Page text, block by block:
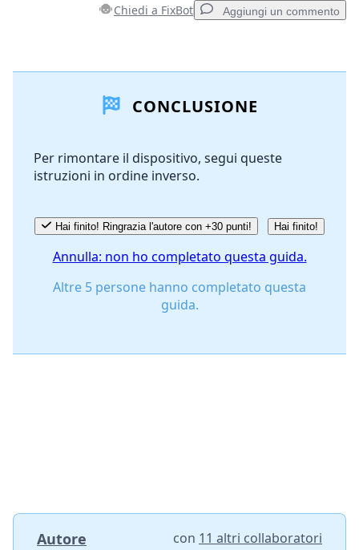
Chiedi a FixBot Aggiungi un commento
Aggiungi Commento
Annulla
CONCLUSIONE
Per rimontare il dispositivo, segui queste
istruzioni in ordine inverso.
Hai finito! Ringrazia l'autore con +30 punti! Hai finito!
Annulla: non ho completato questa guida.
Altre 5 persone hanno completato questa
guida.
Autore con 11 altri collaboratori